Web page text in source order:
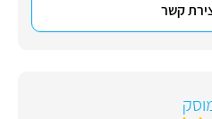
קשר